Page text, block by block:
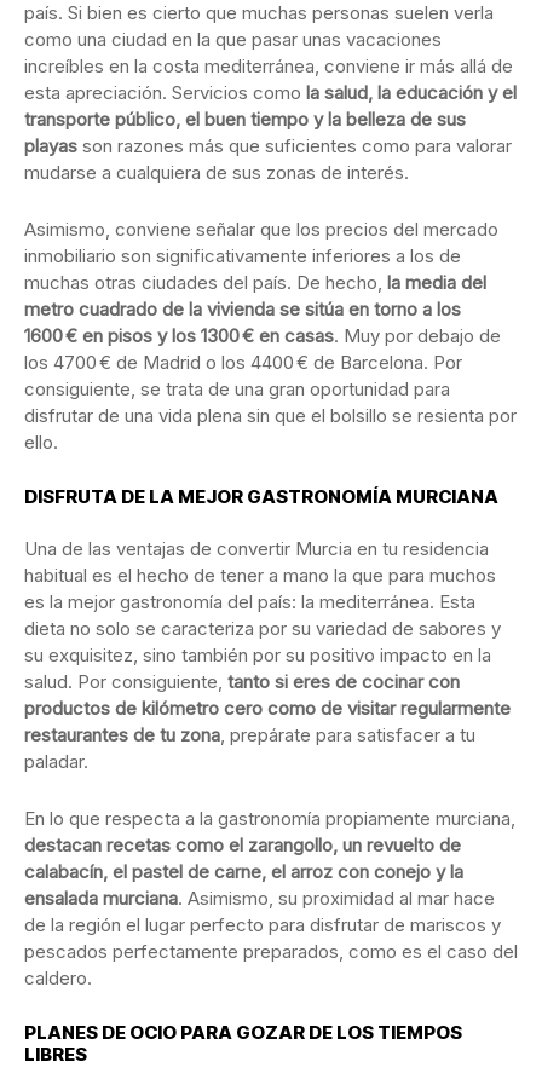
país. Si bien es cierto que muchas personas suelen verla
como una ciudad en la que pasar unas vacaciones
increíbles en la costa mediterránea, conviene ir más allá de
esta apreciación. Servicios como la salud, la educación y el
transporte público, el buen tiempo y la belleza de sus
playas son razones más que suficientes como para valorar
mudarse a cualquiera de sus zonas de interés.
Asimismo, conviene señalar que los precios del mercado
inmobiliario son significativamente inferiores a los de
muchas otras ciudades del país. De hecho, la media del
metro cuadrado de la vivienda se sitúa en torno a los
1600 € en pisos y los 1300 € en casas. Muy por debajo de
los 4700 € de Madrid o los 4400 € de Barcelona. Por
consiguiente, se trata de una gran oportunidad para
disfrutar de una vida plena sin que el bolsillo se resienta por
ello.
DISFRUTA DE LA MEJOR GASTRONOMÍA MURCIANA
Una de las ventajas de convertir Murcia en tu residencia
habitual es el hecho de tener a mano la que para muchos
es la mejor gastronomía del país: la mediterránea. Esta
dieta no solo se caracteriza por su variedad de sabores y
su exquisitez, sino también por su positivo impacto en la
salud. Por consiguiente, tanto si eres de cocinar con
productos de kilómetro cero como de visitar regularmente
restaurantes de tu zona, prepárate para satisfacer a tu
paladar.
En lo que respecta a la gastronomía propiamente murciana,
destacan recetas como el zarangollo, un revuelto de
calabacín, el pastel de carne, el arroz con conejo y la
ensalada murciana. Asimismo, su proximidad al mar hace
de la región el lugar perfecto para disfrutar de mariscos y
pescados perfectamente preparados, como es el caso del
caldero.
PLANES DE OCIO PARA GOZAR DE LOS TIEMPOS
LIBRES